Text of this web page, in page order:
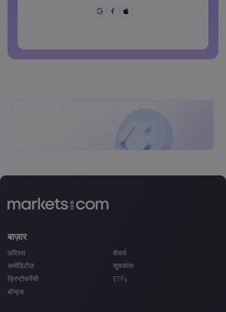
पासवर्ड का साझा रूप से उपयोग नहीं किया जा सकता
बाज़ार
फ़ॉरेक्स
शेयर्स
कमोडिटीज़
सूचकांक
क्रिप्टोकरेंसी
ETFs
बॉन्ड्स